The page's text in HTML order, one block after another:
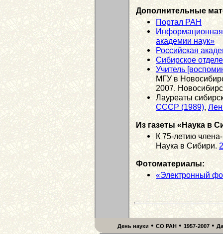
Дополнительные
Портал РАН
Информационная
академии наук»
Российская
Сибирское
Учитель
МГУ в
2007.
Лауреаты
СССР (1989),
Из газеты «Наука в
К 75-летию
Наука в Сибири.
Фотоматериалы:
«Электронный
День науки • СО РАН • 1957-2007 •